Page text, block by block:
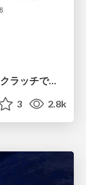
AWS CDK を「作」ってみた 〜フルスクラッチで見えた CDK の裏側〜 / aws-cdk-from-scratch
3 2.8k